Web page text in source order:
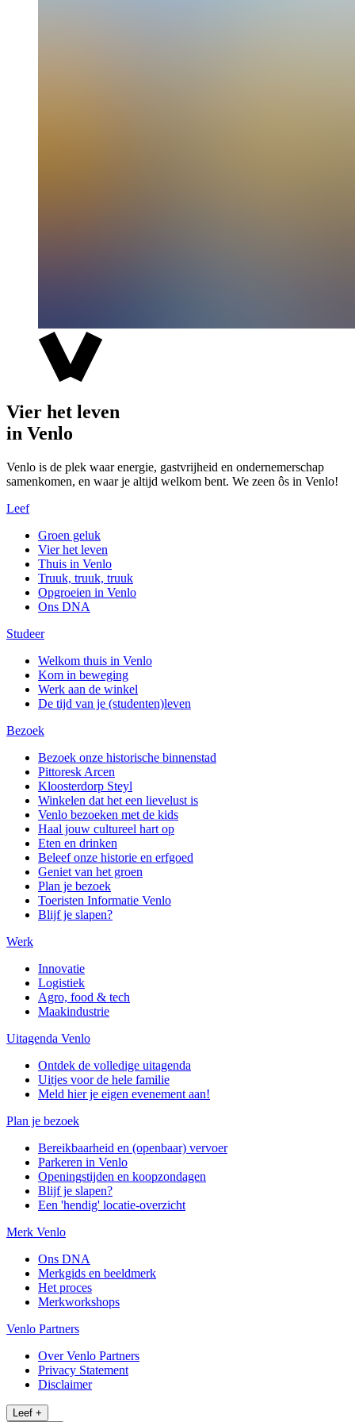
Vier het leven
in Venlo
Venlo is de plek waar energie, gastvrijheid en ondernemerschap
samenkomen, en waar je altijd welkom bent. We zeen ôs in Venlo!
Leef
Groen geluk
Vier het leven
Thuis in Venlo
Truuk, truuk, truuk
Opgroeien in Venlo
Ons DNA
Studeer
Welkom thuis in Venlo
Kom in beweging
Werk aan de winkel
De tijd van je (studenten)leven
Bezoek
Bezoek onze historische binnenstad
Pittoresk Arcen
Kloosterdorp Steyl
Winkelen dat het een lievelust is
Venlo bezoeken met de kids
Haal jouw cultureel hart op
Eten en drinken
Beleef onze historie en erfgoed
Geniet van het groen
Plan je bezoek
Toeristen Informatie Venlo
Blijf je slapen?
Werk
Innovatie
Logistiek
Agro, food & tech
Maakindustrie
Uitagenda Venlo
Ontdek de volledige uitagenda
Uitjes voor de hele familie
Meld hier je eigen evenement aan!
Plan je bezoek
Bereikbaarheid en (openbaar) vervoer
Parkeren in Venlo
Openingstijden en koopzondagen
Blijf je slapen?
Een 'hendig' locatie-overzicht
Merk Venlo
Ons DNA
Merkgids en beeldmerk
Het proces
Merkworkshops
Venlo Partners
Over Venlo Partners
Privacy Statement
Disclaimer
Leef +